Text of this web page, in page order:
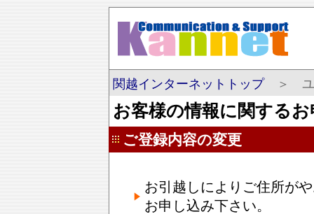
関越インターネットトップ＞ ユ
お客様の情報に関する
ご登録内容の変更
お引越しによりご住所が
お申し込み下さい。